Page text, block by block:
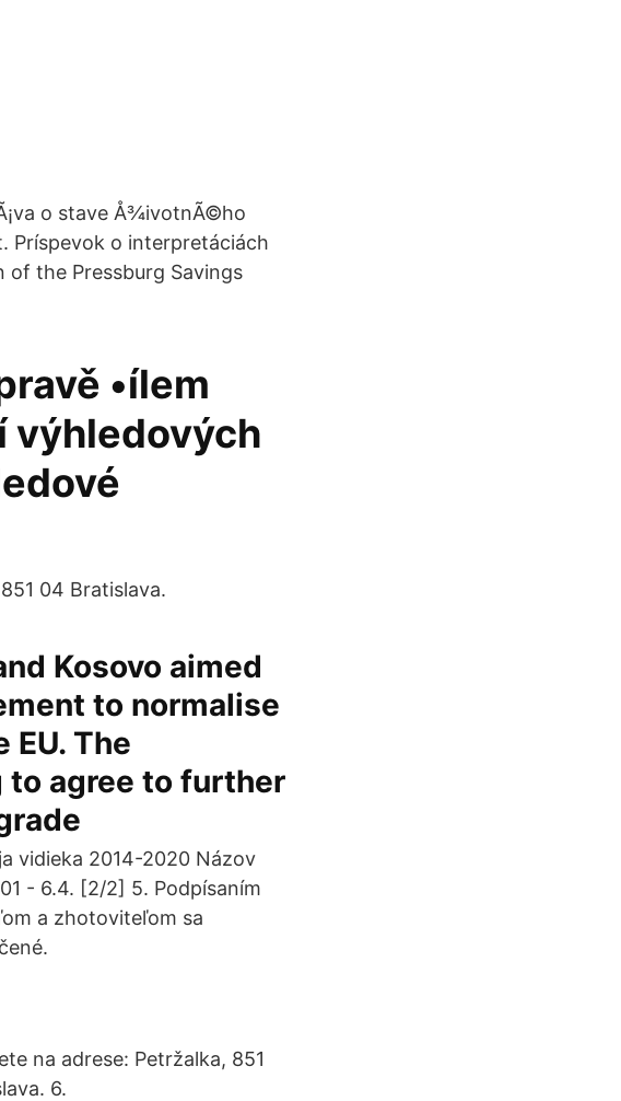
o stave Å¾ivotnÃ©ho
Príspevok o interpretáciách
the Pressburg Savings
•ílem
výhledových
04 Bratislava.
Kosovo aimed
to normalise
The
agree to further
vidieka 2014-2020 Názov
- 6.4. [2/2] 5. Podpísaním
a zhotoviteľom sa
na adrese: Petržalka, 851
6.